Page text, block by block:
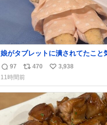
娘がタブレットに潰されてたこと
った。 旦那だけは娘の波長を感じ
声出せずともSOSが伝わったらし
旦那が救出して、泣きじゃくる娘
って抱きしめようとしたら、ビン
まった。3回ほど。 小さい手だけ
痛い。 その後、娘は旦那に泣きつ
返
信
数
97
リ
ポ
ス
ト
数
470
い
ね
数
3,938
11時間前